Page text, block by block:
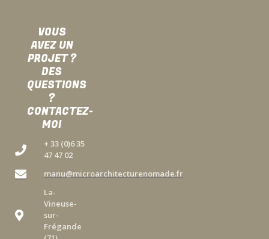
VOUS
AVEZ UN
PROJET ?
DES
QUESTIONS
?
CONTACTEZ-
MOI
+ 33 (0)6 35
47 47 02
manu@microarchitecturenomade.fr
La-
Vineuse-
sur-
Frégande